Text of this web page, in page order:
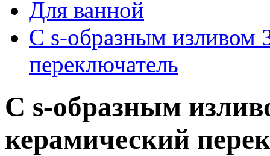
Для ванной
С s‑образным изливом
переключатель
С s‑образным
керамический